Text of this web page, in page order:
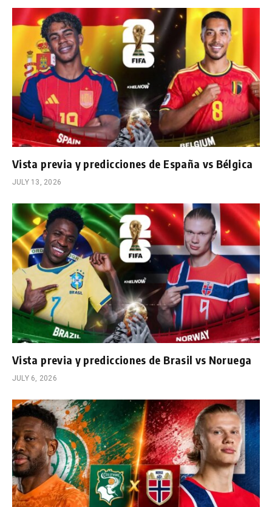
Vista previa y predicciones de España vs Bélgica
JULY 13, 2026
Vista previa y predicciones de Brasil vs Noruega
JULY 6, 2026